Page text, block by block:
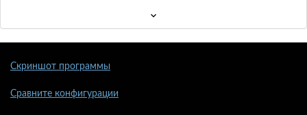
Скриншот программы
Сравните конфигурации